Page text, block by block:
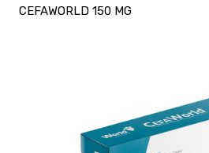
CEFAWORLD 150 MG